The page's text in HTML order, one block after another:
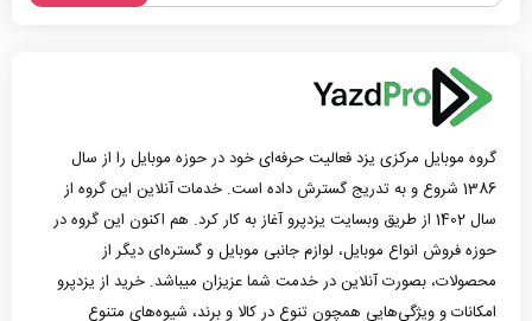
گروه موبایل مرکزی یزد فعالیت حرفه‌ای خود در حوزه موبایل را از سال
1386 شروع و به تدریج گسترش داده است. خدمات آنلاین این گروه از
سال 1402 از طریق وبسایت یزدپرو آغاز به کار کرد. هم اکنون این گروه در
حوزه فروش انواع موبایل، لوازم جانبی موبایل و گستره‌ای دیگر از
محصولات، بصورت آنلاین در خدمت شما عزیزان میباشد. خرید از یزدپرو
امکانات و ویژگی‌هایی همچون تنوع در کالا و برند، شیوه‌های متنوع